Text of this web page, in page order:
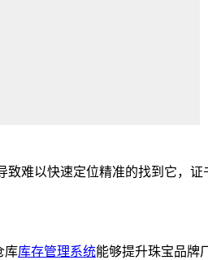
以快速定位精准的找到它，证
库库存管理系统能够提升珠宝品牌